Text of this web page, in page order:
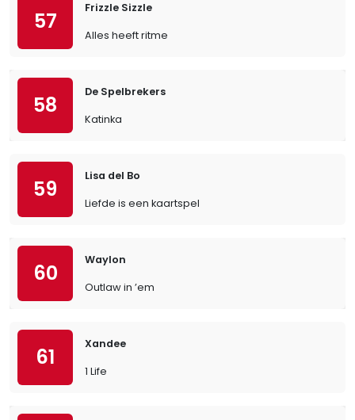
57
Frizzle Sizzle
Alles heeft ritme
58
De Spelbrekers
Katinka
59
Lisa del Bo
Liefde is een kaartspel
60
Waylon
Outlaw in ’em
61
Xandee
1 Life